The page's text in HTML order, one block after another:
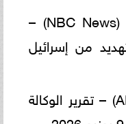
5. شبكة إن بي سي نيوز (NBC News) –
من إسرائيل
6. وكالة أسوشيتد برس (AP) – تقرير الوكالة